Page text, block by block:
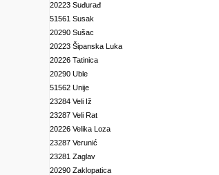
20223 Suđurađ
51561 Susak
20290 Sušac
20223 Šipanska Luka
20226 Tatinica
20290 Uble
51562 Unije
23284 Veli Iž
23287 Veli Rat
20226 Velika Loza
23287 Verunić
23281 Zaglav
20290 Zaklopatica